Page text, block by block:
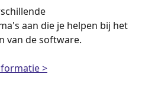
aan die je helpen bij het
van de software.
>